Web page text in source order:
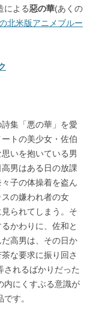
による惡の華(あくの
北米版アニメブルー
集「悪の華」を愛
トの美少女・佐伯
いを抱いている男
男はある日の放課
子の体操着を盗ん
の嫌われ者の女
られてしまう。そ
かわりに、佐和と
だ高男は、その日か
な要求に振り回さ
されるばかりだった
内にくすぶる意識が
す。